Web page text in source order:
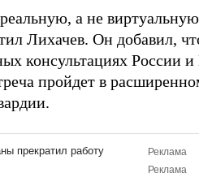
а не виртуальную
Лихачев. Он добавил,
консультациях
пройдет в